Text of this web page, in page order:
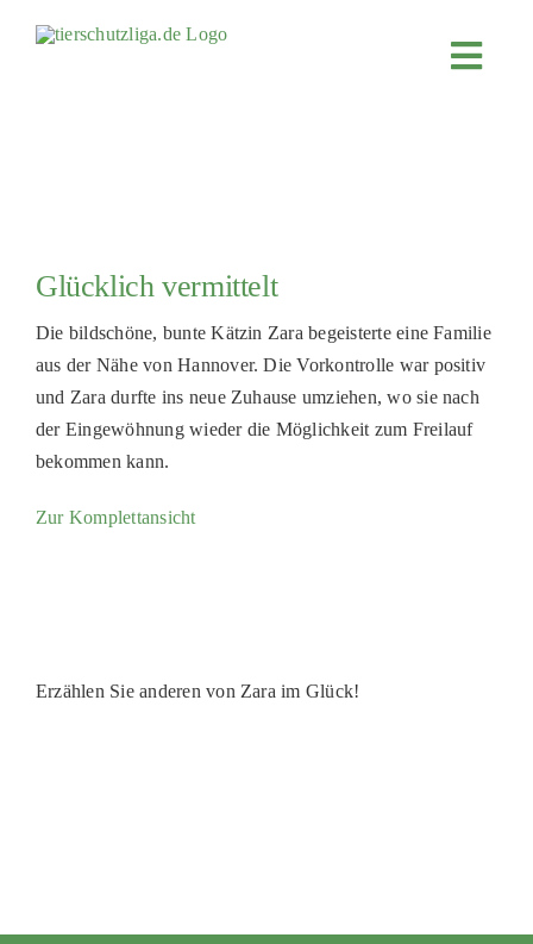
KOOPERATIONEN
4KIDS
TIERHEIMTIERE
Glücklich vermittelt
Die bildschöne, bunte Kätzin Zara begeisterte eine Familie
aus der Nähe von Hannover. Die Vorkontrolle war positiv
und Zara durfte ins neue Zuhause umziehen, wo sie nach
der Eingewöhnung wieder die Möglichkeit zum Freilauf
bekommen kann.
Zur Komplettansicht
Erzählen Sie anderen von Zara im Glück!